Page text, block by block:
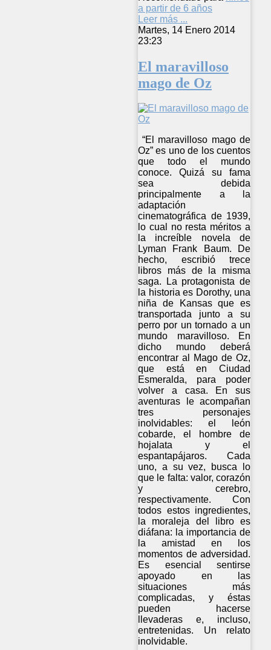
a partir de 6 años
Leer más ...
Martes, 14 Enero 2014
23:23
El maravilloso
mago de Oz
“El maravilloso mago de
Oz” es uno de los cuentos
que todo el mundo
conoce. Quizá su fama
sea debida
principalmente a la
adaptación
cinematográfica de 1939,
lo cual no resta méritos a
la increíble novela de
Lyman Frank Baum. De
hecho, escribió trece
libros más de la misma
saga. La protagonista de
la historia es Dorothy, una
niña de Kansas que es
transportada junto a su
perro por un tornado a un
mundo maravilloso. En
dicho mundo deberá
encontrar al Mago de Oz,
que está en Ciudad
Esmeralda, para poder
volver a casa. En sus
aventuras le acompañan
tres personajes
inolvidables: el león
cobarde, el hombre de
hojalata y el
espantapájaros. Cada
uno, a su vez, busca lo
que le falta: valor, corazón
y cerebro,
respectivamente. Con
todos estos ingredientes,
la moraleja del libro es
diáfana: la importancia de
la amistad en los
momentos de adversidad.
Es esencial sentirse
apoyado en las
situaciones más
complicadas, y éstas
pueden hacerse
llevaderas e, incluso,
entretenidas. Un relato
inolvidable.